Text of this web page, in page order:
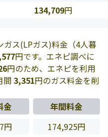
134,709円
ガス(LPガス)料金（4人暮
円です。エネピ調べに
円のため、エネピを利用
間 3,351円のガス料金を削
金
年間料金
円
174,925円